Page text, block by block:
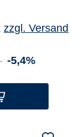
zzgl. Versand
-5,4%